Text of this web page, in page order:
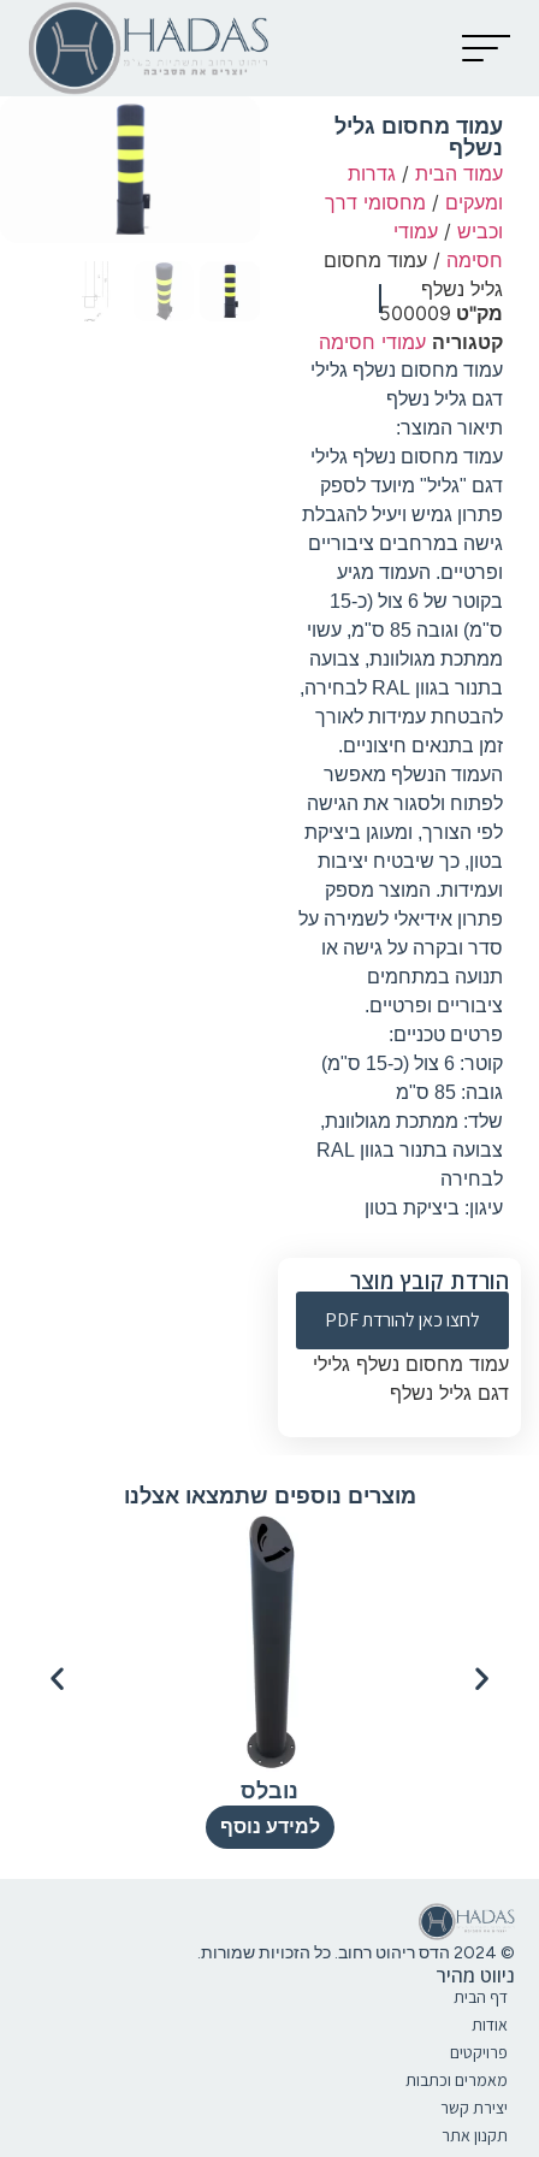
עמוד מחסום גליל
נשלף
עמוד הבית / גדרות
ומעקים / מחסומי דרך
וכביש / עמודי
חסימה / עמוד מחסום
גליל נשלף
מק"ט 500009
קטגוריה עמודי חסימה
עמוד מחסום נשלף גלילי
דגם גליל נשלף
תיאור המוצר:
עמוד מחסום נשלף גלילי
דגם "גליל" מיועד לספק
פתרון גמיש ויעיל להגבלת
גישה במרחבים ציבוריים
ופרטיים. העמוד מגיע
בקוטר של 6 צול (כ-15
ס"מ) וגובה 85 ס"מ, עשוי
ממתכת מגולוונת, צבועה
בתנור בגוון RAL לבחירה,
להבטחת עמידות לאורך
זמן בתנאים חיצוניים.
העמוד הנשלף מאפשר
לפתוח ולסגור את הגישה
לפי הצורך, ומעוגן ביציקת
בטון, כך שיבטיח יציבות
ועמידות. המוצר מספק
פתרון אידיאלי לשמירה על
סדר ובקרה על גישה או
תנועה במתחמים
ציבוריים ופרטיים.
פרטים טכניים:
קוטר: 6 צול (כ-15 ס"מ)
גובה: 85 ס"מ
שלד: ממתכת מגולוונת,
צבועה בתנור בגוון RAL
לבחירה
עיגון: ביציקת בטון
הורדת קובץ מוצר
לחצו כאן להורדת PDF
עמוד מחסום נשלף גלילי
דגם גליל נשלף
מוצרים נוספים שתמצאו אצלנו
נובלס
למידע נוסף
© 2024 הדס ריהוט רחוב. כל הזכויות שמורות.
ניווט מהיר
דף הבית
אודות
פרויקטים
מאמרים וכתבות
יצירת קשר
תקנון אתר